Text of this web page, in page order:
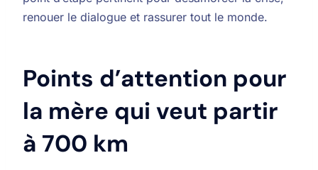
renouer le dialogue et rassurer tout le monde.
Points d’attention pour
la mère qui veut partir
à 700 km